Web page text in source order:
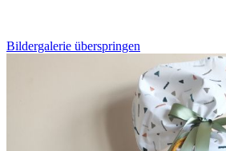
Bildergalerie überspringen